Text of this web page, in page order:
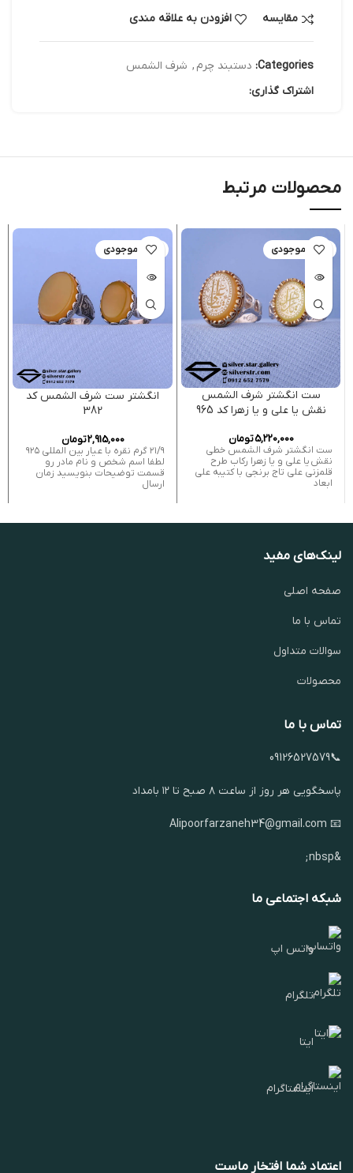
مقایسه
افزودن به علاقه مندی
Categories: دستبند چرم , شرف الشمس
اشتراک گذاری:
محصولات مرتبط
اتمام موجودی
ست انگشتر شرف الشمس
نقش یا علی و یا زهرا کد 965
5,220,000تومان
ست انگشتر شرف الشمس خطی
نقش یا علی و یا زهرا رکاب طرح
قلمزنی علی تاج برنجی با کتیبه علی
ابعاد
اتمام موجودی
انگشتر ست شرف الشمس کد
382
2,915,000تومان
۲۱/۹ گرم نقره با عیار بین المللی ۹۲۵
لطفا اسم شخص و نام مادر رو
قسمت توضیحات بنویسید زمان
ارسال
لینک‌های مفید
صفحه اصلی
تماس با ما
سوالات متداول
محصولات
تماس با ما
📞09126527579
پاسخگویی هر روز از ساعت ۸ صبح تا ۱۲ بامداد
📧 Alipoorfarzaneh34@gmail.com
&nbsp;
شبکه اجتماعی ما
واتس اپ
تلگرام
ایتا
اینستاگرام
اعتماد شما افتخار ماست